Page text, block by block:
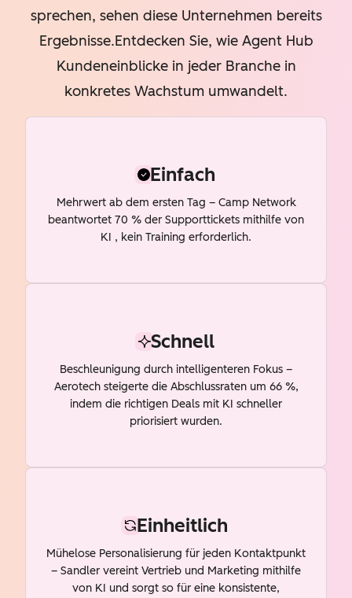
sprechen, sehen diese Unternehmen bereits
Ergebnisse.Entdecken Sie, wie Agent Hub
Kundeneinblicke in jeder Branche in
konkretes Wachstum umwandelt.
Einfach
Mehrwert ab dem ersten Tag – Camp Network
beantwortet 70 % der Supporttickets mithilfe von
KI , kein Training erforderlich.
Schnell
Beschleunigung durch intelligenteren Fokus –
Aerotech steigerte die Abschlussraten um 66 %,
indem die richtigen Deals mit KI schneller
priorisiert wurden.
Einheitlich
Mühelose Personalisierung für jeden Kontaktpunkt
– Sandler vereint Vertrieb und Marketing mithilfe
von KI und sorgt so für eine konsistente,